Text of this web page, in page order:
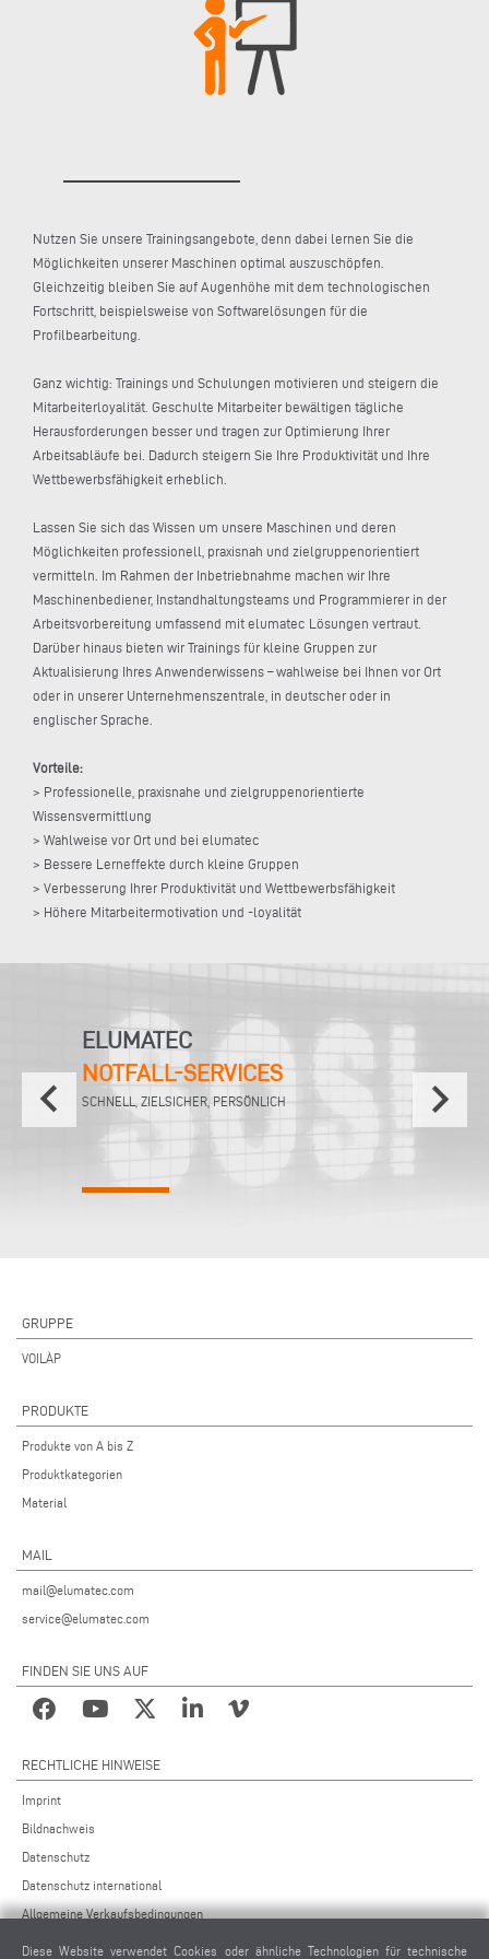
Nutzen Sie unsere Trainingsangebote, denn dabei lernen Sie die
Möglichkeiten unserer Maschinen optimal auszuschöpfen.
Gleichzeitig bleiben Sie auf Augenhöhe mit dem technologischen
Fortschritt, beispielsweise von Softwarelösungen für die
Profilbearbeitung.
Ganz wichtig: Trainings und Schulungen motivieren und steigern die
Mitarbeiterloyalität. Geschulte Mitarbeiter bewältigen tägliche
Herausforderungen besser und tragen zur Optimierung Ihrer
Arbeitsabläufe bei. Dadurch steigern Sie Ihre Produktivität und Ihre
Wettbewerbsfähigkeit erheblich.
Lassen Sie sich das Wissen um unsere Maschinen und deren
Möglichkeiten professionell, praxisnah und zielgruppenorientiert
vermitteln. Im Rahmen der Inbetriebnahme machen wir Ihre
Maschinenbediener, Instandhaltungsteams und Programmierer in der
Arbeitsvorbereitung umfassend mit elumatec Lösungen vertraut.
Darüber hinaus bieten wir Trainings für kleine Gruppen zur
Aktualisierung Ihres Anwenderwissens – wahlweise bei Ihnen vor Ort
oder in unserer Unternehmenszentrale, in deutscher oder in
englischer Sprache.
Vorteile:
> Professionelle, praxisnahe und zielgruppenorientierte
Wissensvermittlung
> Wahlweise vor Ort und bei elumatec
> Bessere Lerneffekte durch kleine Gruppen
> Verbesserung Ihrer Produktivität und Wettbewerbsfähigkeit
> Höhere Mitarbeitermotivation und -loyalität
ELUMATEC
NOTFALL-SERVICES
SCHNELL, ZIELSICHER, PERSÖNLICH
keyboard_arrow_left keyboard_arrow_right
GRUPPE
VOILÀP
PRODUKTE
Produkte von A bis Z
Produktkategorien
Material
MAIL
mail@elumatec.com
service@elumatec.com
FINDEN SIE UNS AUF
RECHTLICHE HINWEISE
Imprint
Bildnachweis
Datenschutz
Datenschutz international
Allgemeine Verkaufsbedingungen
Diese Website verwendet Cookies oder ähnliche Technologien für technische